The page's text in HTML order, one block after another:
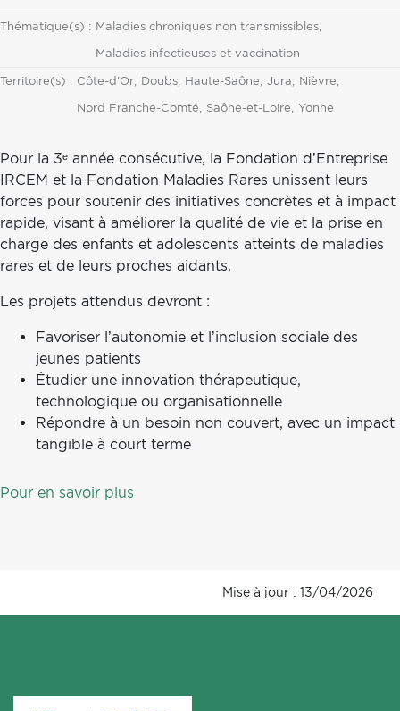
Thématique(s) : Thématique
Maladies chroniques non transmissibles
Maladies infectieuses et vaccination
Territoire(s) : Territoire
Côte-d'Or Doubs Haute-Saône Jura
Nièvre
Nord Franche-Comté
Saône-et-Loire Yonne
Pour la 3ᵉ année consécutive, la Fondation d’Entreprise
IRCEM et la Fondation Maladies Rares unissent leurs
forces pour soutenir des initiatives concrètes et à impact
rapide, visant à améliorer la qualité de vie et la prise en
charge des enfants et adolescents atteints de maladies
rares et de leurs proches aidants.
Les projets attendus devront :
Favoriser l’autonomie et l’inclusion sociale des
jeunes patients
Étudier une innovation thérapeutique,
technologique ou organisationnelle
Répondre à un besoin non couvert, avec un impact
tangible à court terme
Pour en savoir plus
Mise à jour : 13/04/2026